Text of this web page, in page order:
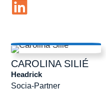
CAROLINASILIÉ
Socia-Partner
Headrick